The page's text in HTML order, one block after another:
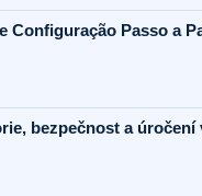
Configuração Passo a
bezpečnost a úročení